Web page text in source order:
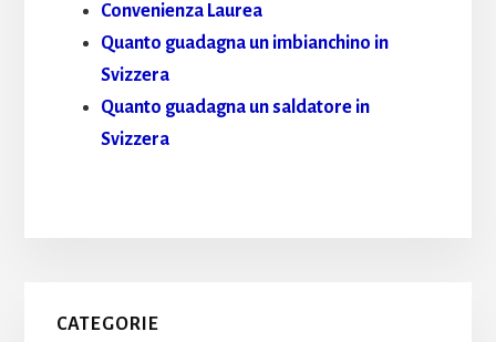
Convenienza Laurea
Quanto guadagna un imbianchino in
Svizzera
Quanto guadagna un saldatore in
Svizzera
Primary
CATEGORIE